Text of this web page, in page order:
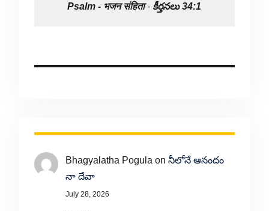
Psalm - भजन संहिता- కీర్తనలు 34:1
Bhagyalatha Pogula on నీలోనే ఆనందం
నా దేవా
July 28, 2026